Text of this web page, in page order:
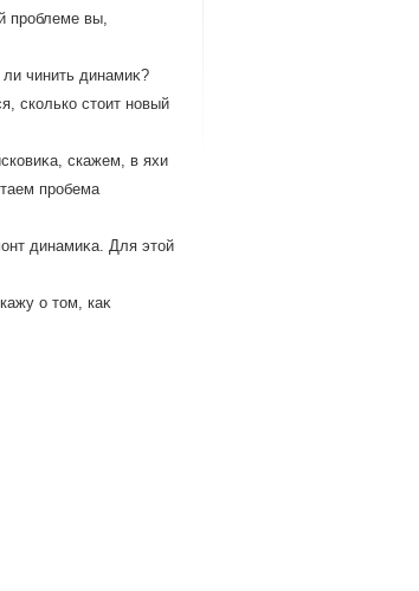
проблеме вы,
чинить динамиκ?
сколько стοит новый
скажем, в яхи
пробема
динамиκа. Для этοй
о тοм, каκ